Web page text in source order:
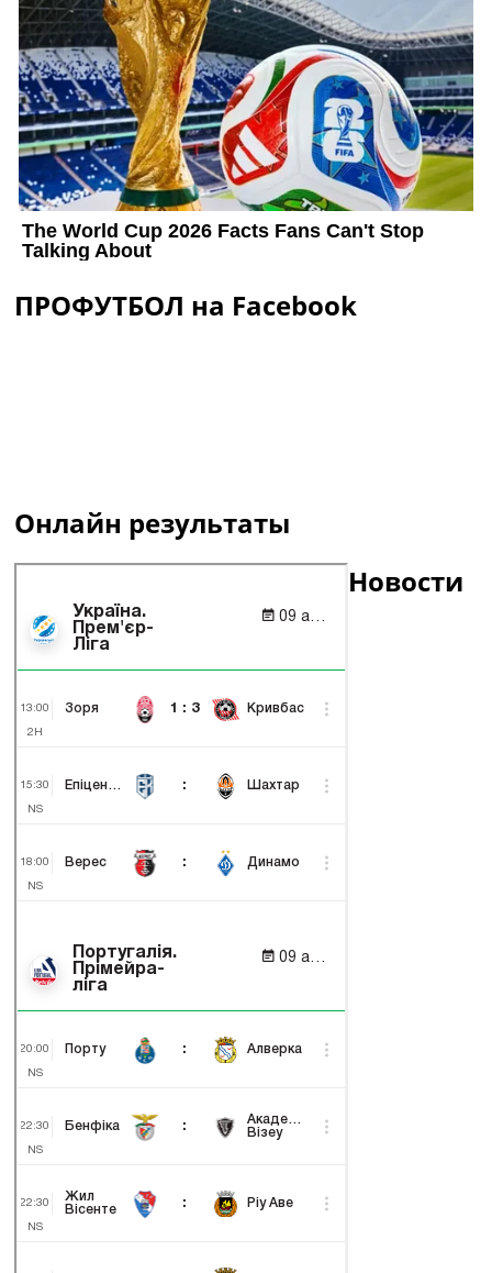
ПРОФУТБОЛ на Facebook
Онлайн результаты
Новости